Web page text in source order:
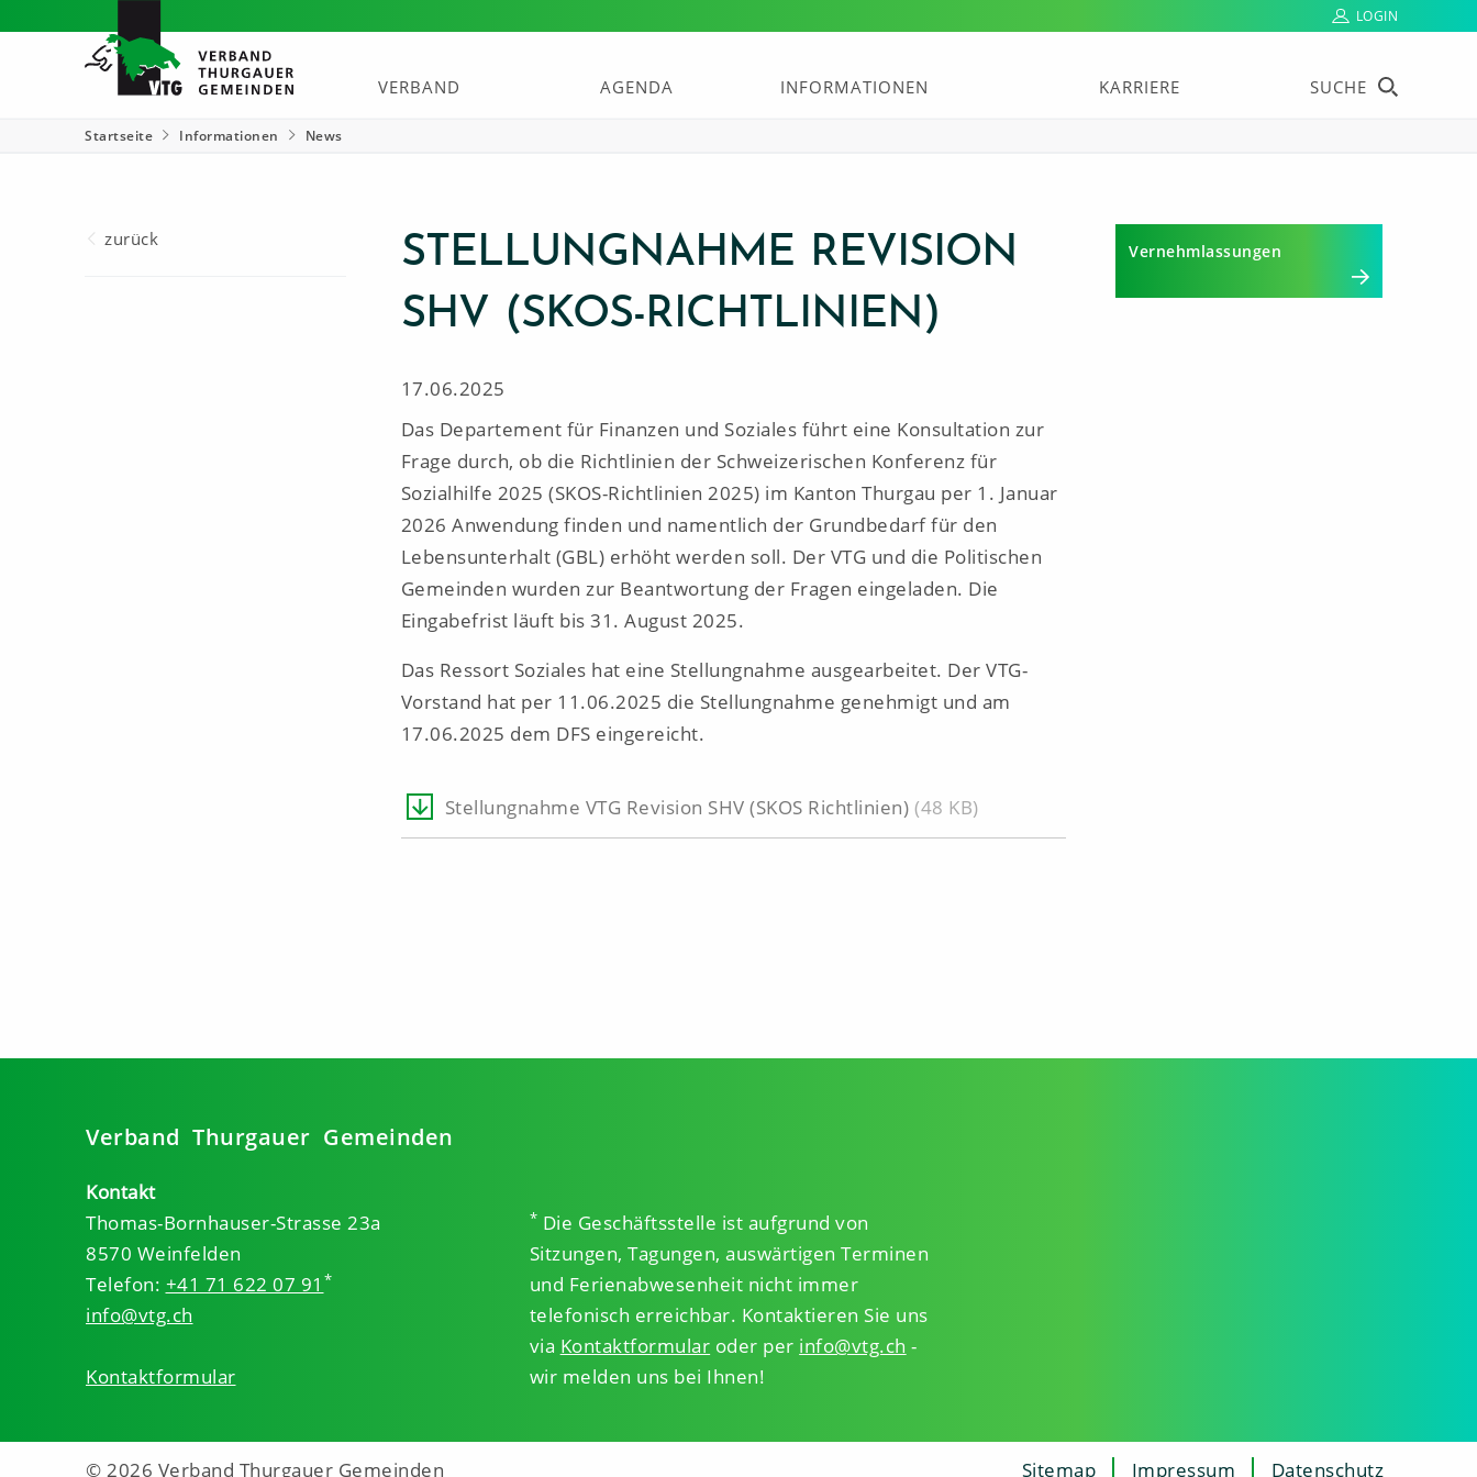
LOGIN
VERBAND AGENDA INFORMATIONEN KARRIERE SUCHE
Startseite Informationen News
zurück
STELLUNGNAHME REVISION
SHV (SKOS-RICHTLINIEN)
17.06.2025
Das Departement für Finanzen und Soziales führt eine Konsultation zur
Frage durch, ob die Richtlinien der Schweizerischen Konferenz für
Sozialhilfe 2025 (SKOS-Richtlinien 2025) im Kanton Thurgau per 1. Januar
2026 Anwendung finden und namentlich der Grundbedarf für den
Lebensunterhalt (GBL) erhöht werden soll. Der VTG und die Politischen
Gemeinden wurden zur Beantwortung der Fragen eingeladen. Die
Eingabefrist läuft bis 31. August 2025.
Das Ressort Soziales hat eine Stellungnahme ausgearbeitet. Der VTG-
Vorstand hat per 11.06.2025 die Stellungnahme genehmigt und am
17.06.2025 dem DFS eingereicht.
Stellungnahme VTG Revision SHV (SKOS Richtlinien) (48 KB)
Vernehmlassungen
Verband Thurgauer Gemeinden
Kontakt
Thomas-Bornhauser-Strasse 23a
8570 Weinfelden
Telefon: +41 71 622 07 91 *
info@vtg.ch
Kontaktformular
* Die Geschäftsstelle ist aufgrund von
Sitzungen, Tagungen, auswärtigen Terminen
und Ferienabwesenheit nicht immer
telefonisch erreichbar. Kontaktieren Sie uns
via Kontaktformular oder per info@vtg.ch -
wir melden uns bei Ihnen!
© 2026 Verband Thurgauer Gemeinden Sitemap Impressum Datenschutz